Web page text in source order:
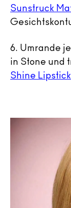
Sunstruck
6. Umrande
in Stone und
Shine Lipstick